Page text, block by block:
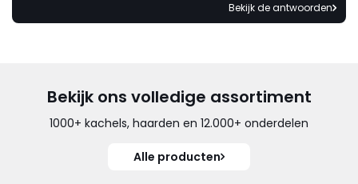
Bekijk de antwoorden
Bekijk ons volledige assortiment
1000+ kachels, haarden en 12.000+ onderdelen
Alle producten